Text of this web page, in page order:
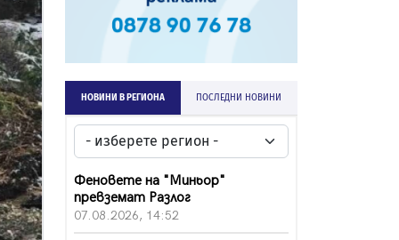
НОВИНИ В РЕГИОНА ПОСЛЕДНИ НОВИНИ
Феновете на "Миньор"
превземат Разлог
07.08.2026, 14:52